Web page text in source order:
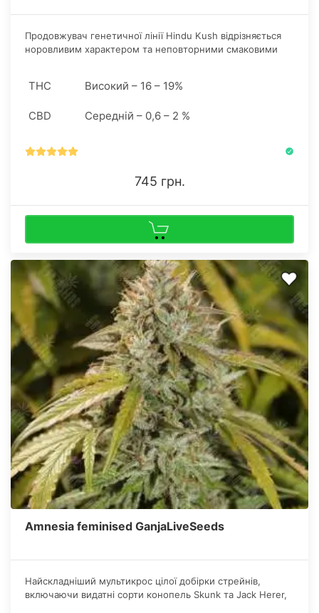
Продовжувач генетичної лінії Hindu Kush відрізняється
норовливим характером та неповторними смаковими
GanjaSeeds.
THC Високий – 16 – 19%
CBD Середній – 0,6 – 2 %
745 грн.
Amnesia feminised GanjaLiveSeeds
Найскладніший мультикрос цілої добірки стрейнів,
включаючи видатні сорти конопель Skunk та Jack Herer,